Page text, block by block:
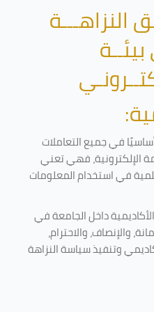
النزاهـــة
أساسيًا في جميع التعاملات
الإلكترونية، فهي تعني
في استخدام المعلومات
داخل الجامعة في
والإنصاف، والاحترام،
وتنفيذ سياسة النزاهة